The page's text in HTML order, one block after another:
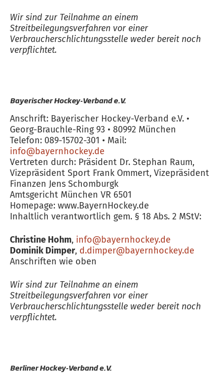
Wir sind zur Teilnahme an einem
Streitbeilegungsverfahren vor einer
Verbraucherschlichtungsstelle weder bereit noch
verpflichtet.
Bayerischer Hockey-Verband e.V.
Anschrift: Bayerischer Hockey-Verband e.V. •
Georg-Brauchle-Ring 93 • 80992 München
Telefon: 089-15702-301 • Mail:
info@bayernhockey.de
Vertreten durch: Präsident Dr. Stephan Raum,
Vizepräsident Sport Frank Ommert, Vizepräsident
Finanzen Jens Schomburgk
Amtsgericht München VR 6501
Homepage: www.BayernHockey.de
Inhaltlich verantwortlich gem. § 18 Abs. 2 MStV:
Christine Hohm, info@bayernhockey.de
Dominik Dimper, d.dimper@bayernhockey.de
Anschriften wie oben
Wir sind zur Teilnahme an einem
Streitbeilegungsverfahren vor einer
Verbraucherschlichtungsstelle weder bereit noch
verpflichtet.
Berliner Hockey-Verband e.V.